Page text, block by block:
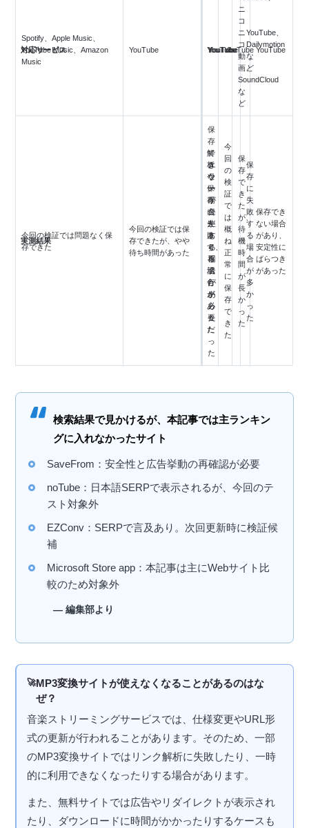
対応サービス
Spotify、Apple Music、
YouTube Music、Amazon
Music
YouTube YouTube
YouTube
YouTubeYouTube
ニ
コ
ニ
コ
動
画、
SoundCloud
な
ど
YouTube、
Dailymotion
な
ど
YouTube
実測結果
今回の検証では問題なく保
存できた
今回の検証では保
存できたが、やや
待ち時間があった
解
析
や
保
存
に
失
敗
す
る
場
合
が
あ
っ
た
保
存
で
き
な
い
場
合
が
あ
り、
再
試
行
が
必
要
だ
っ
た
エ
ラ
ー
が
発
生
す
る
場
合
が
あ
っ
た
今
回
の
検
証
で
は
概
ね
正
常
に
保
存
で
き
た
保
存
で
き
た
が、
待
機
時
間
が
長
か
っ
た
保
存
に
失
敗
す
る
場
合
が
多
か
っ
た
保存でき
ない場合
があり、
安定性に
ばらつき
があった
検索結果で見かけるが、本記事では主ランキン
グに入れなかったサイト
SaveFrom：安全性と広告挙動の再確認が必要
noTube：日本語SERPで表示されるが、今回のテ
スト対象外
EZConv：SERPで言及あり。次回更新時に検証候
補
Microsoft Store app：本記事は主にWebサイト比
較のため対象外
— 編集部より
MP3変換サイトが使えなくなることがあるのはな
ぜ？
音楽ストリーミングサービスでは、仕様変更やURL形
式の更新が行われることがあります。そのため、一部
のMP3変換サイトではリンク解析に失敗したり、一時
的に利用できなくなったりする場合があります。
また、無料サイトでは広告やリダイレクトが表示され
たり、ダウンロードに時間がかかったりするケースも